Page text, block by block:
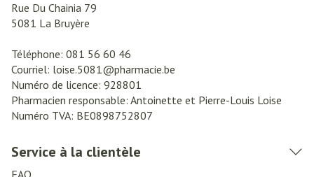
Rue Du Chainia 79
5081 La Bruyère
Téléphone: 081 56 60 46
Courriel: loise.5081@pharmacie.be
Numéro de licence: 928801
Pharmacien responsable: Antoinette et Pierre-Louis Loise
Numéro TVA: BE0898752807
Service à la clientèle
FAQ